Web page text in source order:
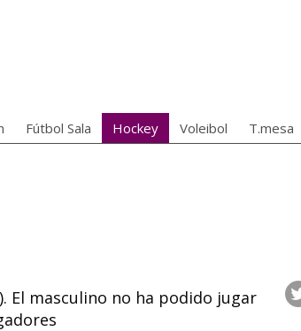
Fútbol Sala Hockey Voleibol T.mesa
El masculino no ha podido jugar